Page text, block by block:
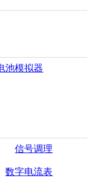
池模拟器
信号调理
数字电流表